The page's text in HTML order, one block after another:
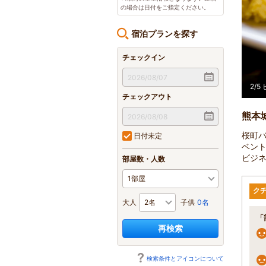
の場合は日付をご指定ください。
宿泊プランを探す
チェックイン
チェックアウト
日付未定
部屋数・人数
大人 子供 0名
再検索
検索条件とアイコンについて
2/5
熊本
桜町
ベン
ビジ
ク